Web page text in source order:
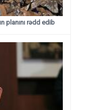
planını rədd edib